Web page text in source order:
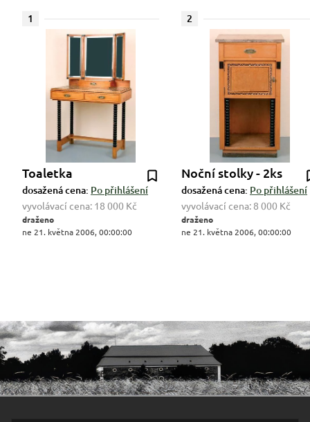
1
Toaletka
dosažená cena: Po přihlášení
vyvolávací cena: 18 000 Kč
draženo
ne 21. května 2006, 00:00:00
2
Noční stolky - 2ks
dosažená cena: Po přihlášení
vyvolávací cena: 8 000 Kč
draženo
ne 21. května 2006, 00:00:00